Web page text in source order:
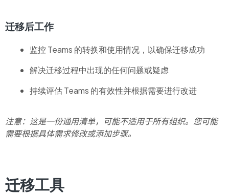
迁移后工作
监控 Teams 的转换和使用情况，以确保迁移成功
解决迁移过程中出现的任何问题或疑虑
持续评估 Teams 的有效性并根据需要进行改进
注意：这是一份通用清单，可能不适用于所有组织。您可能
需要根据具体需求修改或添加步骤。
迁移工具